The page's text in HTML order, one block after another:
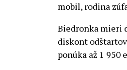
mobil, rodina
Biedronka mieri
diskont
ponúka až 1 950